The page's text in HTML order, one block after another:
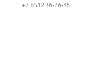
+7 8512 36-26-46